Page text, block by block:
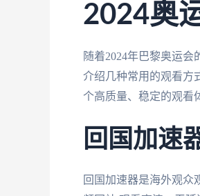
2024奥
随着2024年巴黎奥运
介绍几种常用的观看方
个高质量、稳定的观看
回国加速
回国加速器是海外观众